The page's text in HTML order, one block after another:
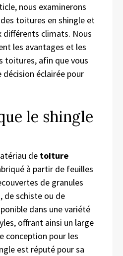
nous examinerons
toitures en shingle et
différents climats. Nous
les avantages et les
toitures, afin que vous
décision éclairée pour
le shingle
de toiture
à partir de feuilles
de granules
de schiste ou de
dans une variété
offrant ainsi un large
conception pour les
est réputé pour sa